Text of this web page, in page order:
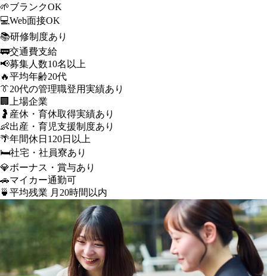
🌱ブランクOK
💻Web面接OK
📚研修制度あり
🚃交通費支給
📢募集人数10名以上
🔥平均年齢20代
👔20代の管理職登用実績あり
🏢
上場企業
🤰 産休・育休取得実績あり
👶出産・育児支援制度あり
🌴年間休日120日以上
🛏️社宅・社員寮あり
💎ボーナス・賞与あり
🚗マイカー通勤可
🍵 平均残業 月20時間以内